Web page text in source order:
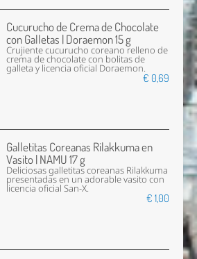
Cucurucho de Crema de Chocolate
con Galletas | Doraemon 15 g
Crujiente cucurucho coreano relleno de
crema de chocolate con bolitas de
galleta y licencia oficial Doraemon.
€ 0,69
Galletitas Coreanas Rilakkuma en
Vasito | NAMU 17 g
Deliciosas galletitas coreanas Rilakkuma
presentadas en un adorable vasito con
licencia oficial San-X.
€ 1,00